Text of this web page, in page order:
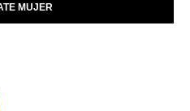
MUJER